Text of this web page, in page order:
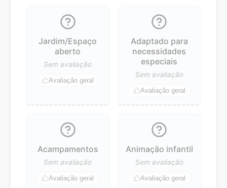
Jardim/Espaço
aberto
Sem avaliação
Avaliação geral
Adaptado para
necessidades
especiais
Sem avaliação
Avaliação geral
Acampamentos
Sem avaliação
Avaliação geral
Animação infantil
Sem avaliação
Avaliação geral